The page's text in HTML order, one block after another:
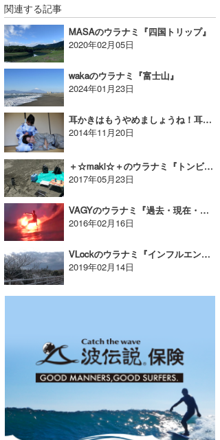
関連する記事
MASAのウラナミ『四国トリップ』
2020年02月05日
wakaのウラナミ『富士山』
2024年01月23日
耳かきはもうやめましょうね！耳寄りな耳のお話｜MINのウラナミVol.271
2014年11月20日
＋☆maki☆＋のウラナミ『トンビに注意』
2017年05月23日
VAGYのウラナミ『過去・現在・未来』
2016年02月16日
VLockのウラナミ『インフルエンザ』
2019年02月14日